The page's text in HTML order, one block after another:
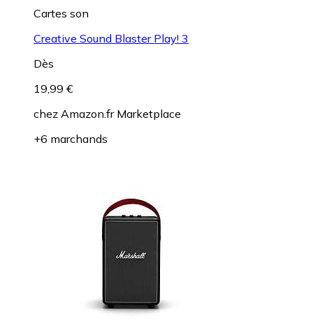
Cartes son
Creative Sound Blaster Play! 3
Dès
19,99 €
chez Amazon.fr Marketplace
+6 marchands